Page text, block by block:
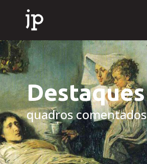
Destaques
quadros comentados